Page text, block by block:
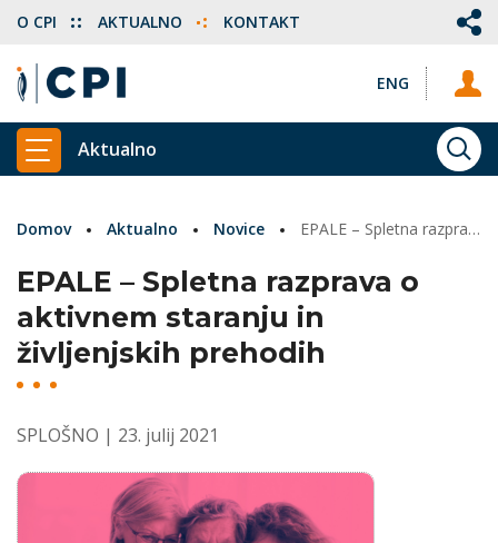
ENG
O CPI AKTUALNO KONTAKT
PRIKAŽI GLAVNI MENI
Aktualno
Domov Aktualno Novice EPALE – Spletna razprava o aktivnem staranju in življenjskih prehodih
EPALE – Spletna razprava o
aktivnem staranju in
življenjskih prehodih
SPLOŠNO | 23. julij 2021